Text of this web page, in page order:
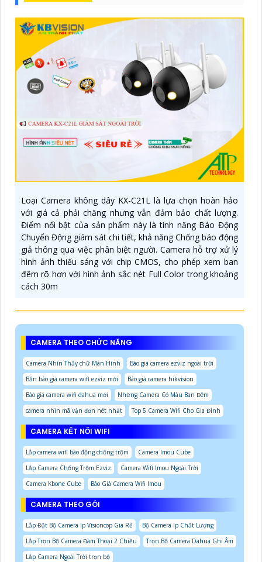
Loại Camera không dây KX-C21L là lựa chọn hoàn hảo
với giá cả phải chăng nhưng vẫn đảm bảo chất lượng.
Điểm nổi bật của sản phẩm này là tính năng Báo Động
Chuyển Động giám sát chi tiết, khả năng Chống báo động
giả thông qua việc phân biệt người. Camera hỗ trợ xử lý
hình ảnh thiếu sáng với chip CMOS, cho phép xem ban
đêm rõ hơn với hình ảnh sắc nét Full Color trong khoảng
cách 30m
CAMERA THEO CHỨC NĂNG
Camera Nhìn Thấy chữ Màn Hình
Báo giá camera ezviz ngoài trời
Bản báo giá camera wifi ezviz mới
Báo giá camera hikvision
Báo giá camera wifi dahua mới
Những Camera Có Màu Ban Đêm
camera nhìn mã vận đơn nét nhất
Top 5 Camera Wifi Cho Gia Đình
CAMERA KẾT NỐI WIFI
Lắp camera wifi báo động chống trộm
Camera Imou Cube
Lắp Camera Chống Trộm Ezviz
Camera Wifi Imou Ngoài Trời
Camera Kbone Cube
Báo Giá Camera Wifi Imou
CAMERA THEO GÓI
Lắp Đặt Bộ Camera Ip Visioncop Giá Rẻ
Bộ Camera Ip Chất Lượng
Lắp Trọn Bộ Camera Đàm Thoại 2 Chiều
Trọn Bộ Camera Dahua Ghi Âm
Lắp Camera Ngoài Trời trọn bộ